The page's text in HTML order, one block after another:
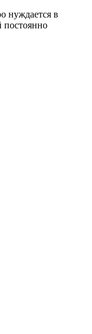
нуждается в
постоянно